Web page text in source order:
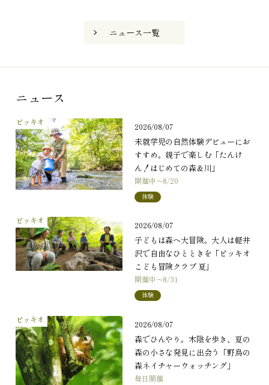
ニュース一覧
ニュース
ピッキオ 2026/08/07
未就学児の自然体験デビューにお
すすめ。親子で楽しむ「たんけ
ん！はじめての森＆川」
開催中～8/20
体験
ピッキオ 2026/08/07
子どもは森へ大冒険。大人は軽井
沢で自由なひとときを「ピッキオ
こども冒険クラブ 夏」
開催中～8/31
体験
ピッキオ 2026/08/07
森でひんやり。木陰を歩き、夏の
森の小さな発見に出会う「野鳥の
森ネイチャーウォッチング」
毎日開催